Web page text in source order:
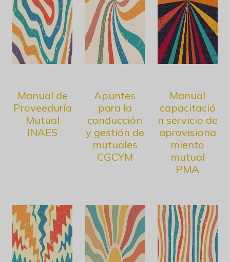
Manual de
Proveeduría
Mutual
INAES
Apuntes
para la
conducción
y gestión de
mutuales
CGCYM
Manual
capacitació
n servicio de
aprovisiona
miento
mutual
PMA